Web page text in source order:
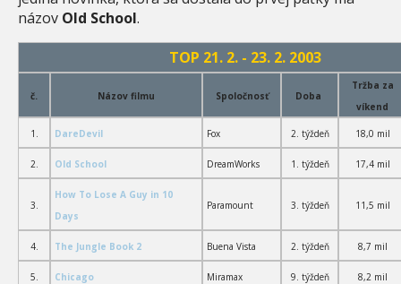
názov Old School.
TOP 21. 2. - 23. 2. 2003
č. Názov filmu Spoločnosť Doba
Tržba za
víkend
1. DareDevil Fox 2. týždeň 18,0 mil
2. Old School DreamWorks 1. týždeň 17,4 mil
3.
How To Lose A Guy in 10
Days
Paramount 3. týždeň 11,5 mil
4. The Jungle Book 2 Buena Vista 2. týždeň 8,7 mil
5. Chicago Miramax 9. týždeň 8,2 mil